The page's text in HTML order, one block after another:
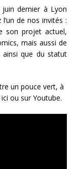
dernier à Lyon
de nos invités :
son projet actuel,
mais aussi de
ainsi que du statut
un pouce vert, à
ou sur Youtube.